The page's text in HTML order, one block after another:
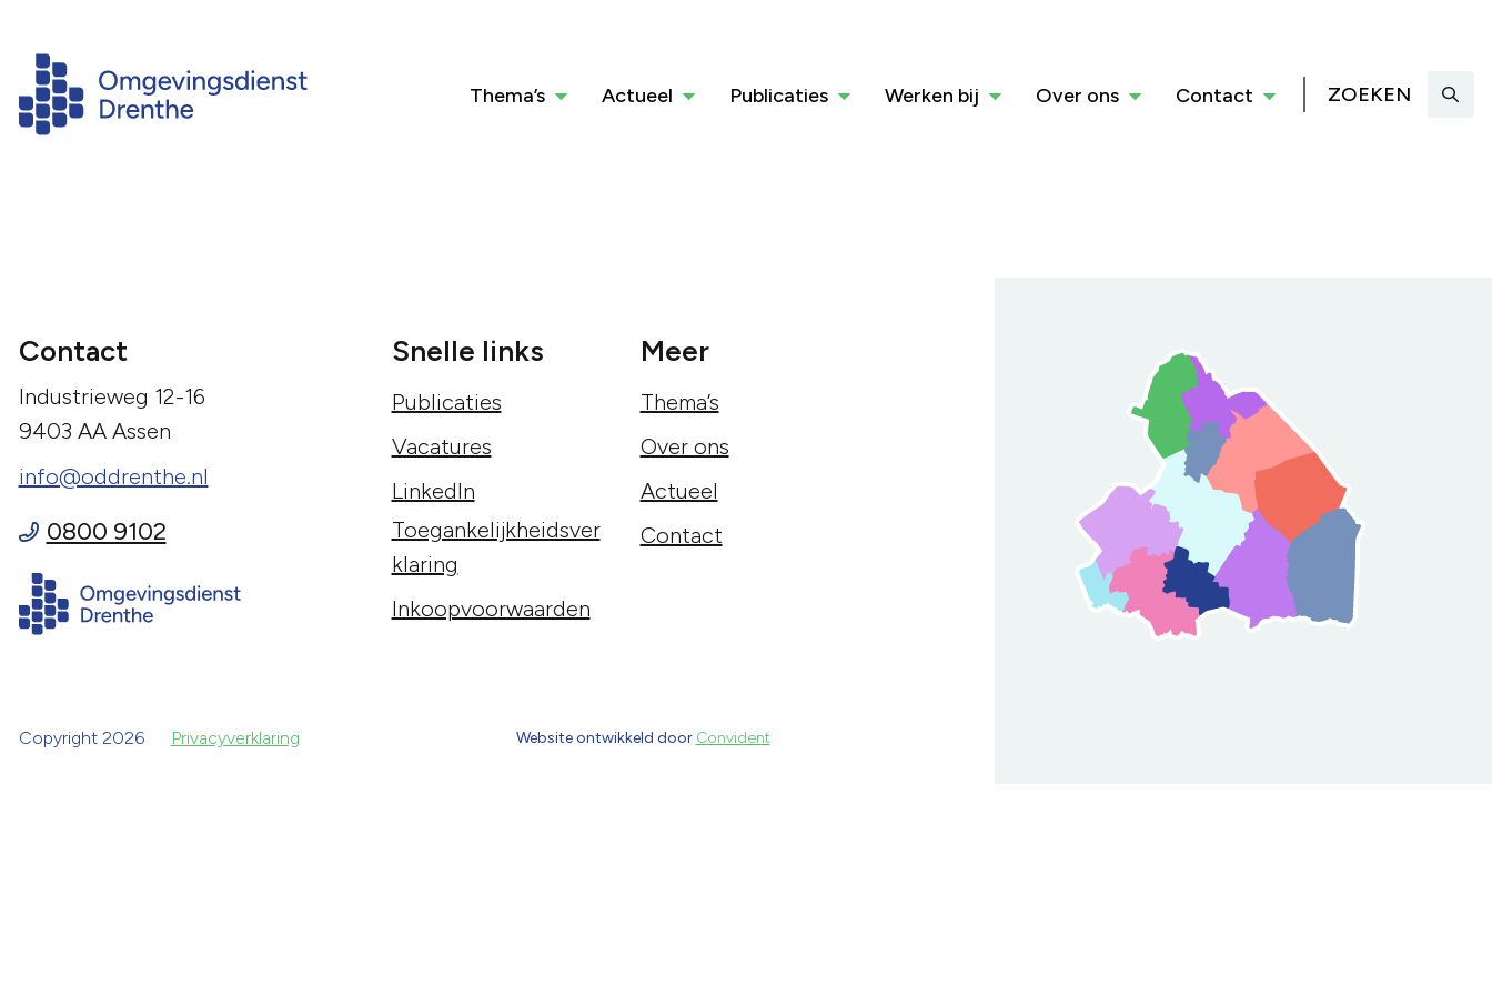
Thema’s Actueel Publicaties Werken bij Over ons Contact ZOEKEN
Contact
Industrieweg 12-16
9403 AA Assen
info@oddrenthe.nl
0800 9102
Snelle links
Publicaties
Vacatures
LinkedIn
Toegankelijkheidsver
klaring
Inkoopvoorwaarden
Meer
Thema’s
Over ons
Actueel
Contact
Copyright 2026 Privacyverklaring Website ontwikkeld door Convident